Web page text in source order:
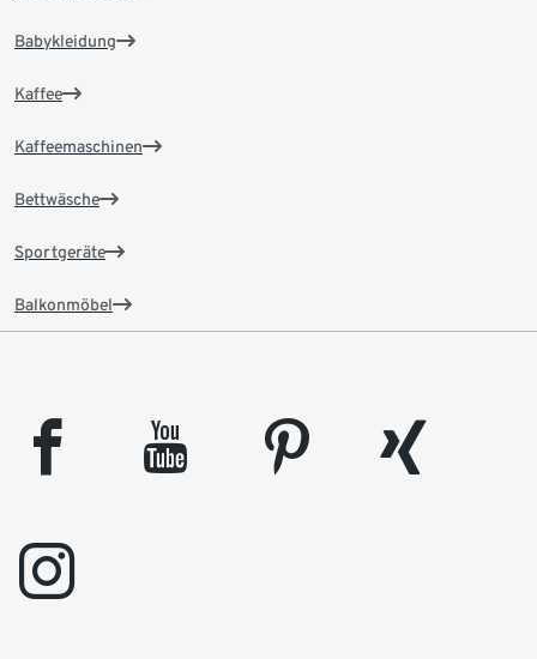
Babykleidung
Kaffee
Kaffeemaschinen
Bettwäsche
Sportgeräte
Balkonmöbel
facebook youtube pinterest
xing
instagram